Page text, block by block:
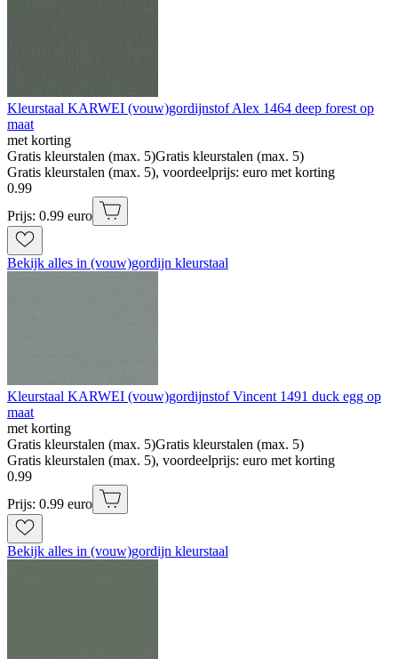
Kleurstaal KARWEI (vouw)gordijnstof Alex 1464 deep forest op
maat
met korting
Gratis kleurstalen (max. 5)Gratis kleurstalen (max. 5)
Gratis kleurstalen (max. 5), voordeelprijs: euro met korting
0.99
Prijs: 0.99 euro
Bekijk alles in (vouw)gordijn kleurstaal
Kleurstaal KARWEI (vouw)gordijnstof Vincent 1491 duck egg op
maat
met korting
Gratis kleurstalen (max. 5)Gratis kleurstalen (max. 5)
Gratis kleurstalen (max. 5), voordeelprijs: euro met korting
0.99
Prijs: 0.99 euro
Bekijk alles in (vouw)gordijn kleurstaal